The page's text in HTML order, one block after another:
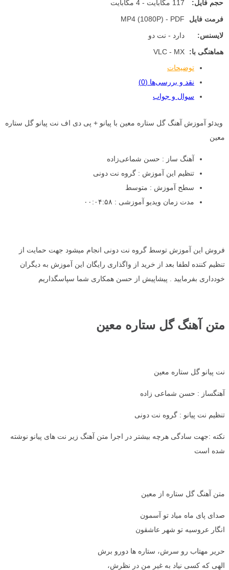
حجم فایل:
117 مگابایت - 4 مگابایت
فرمت فایل
MP4 (1080P) - PDF
لایسنس:
دارد - نت دو
هماهنگی با:
VLC - MX
توضیحات
نقد و بررسی‌ها (0)
سوال و جواب
ویدئو آموزش آهنگ گل ستاره معین با پیانو + پی دی اف نت پیانو گل ستاره
معین
آهنگ ساز : حسن شماعی‌زاده
تنظیم این آموزش : گروه نت دونی
سطح آموزش : متوسط
مدت زمان ویدیو آموزشی : ۰۰:۰۴:۵۸
فروش این آموزش توسط گروه نت دونی انجام میشود جهت حمایت از
تنظیم کننده لطفا بعد از خرید از واگذاری رایگان این آموزش به دیگران
خودداری بفرمایید . پیشاپیش از حسن همکاری شما سپاسگذاریم
متن آهنگ گل ستاره معین
نت پیانو گل ستاره معین
آهنگساز : حسن شماعی زاده
تنظیم نت پیانو : گروه نت دونی
نکته :جهت سادگی هرچه بیشتر در اجرا متن آهنگ زیر نت های پیانو نوشته
شده است
متن آهنگ گل ستاره از معین
صدای پای ماه میاد تو آسمون
انگار عروسیه تو شهر عاشقون
حریر مهتاب رو سرش، ستاره ها دورو برش
الهی که کسی نیاد به غیر من در نظرش،